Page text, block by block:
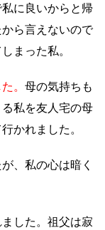
に良いからと帰
ら言えないので
まった私。
。 母の気持ちも
私を友人宅の母
かれました。
、私の心は暗く
した。祖父は寂